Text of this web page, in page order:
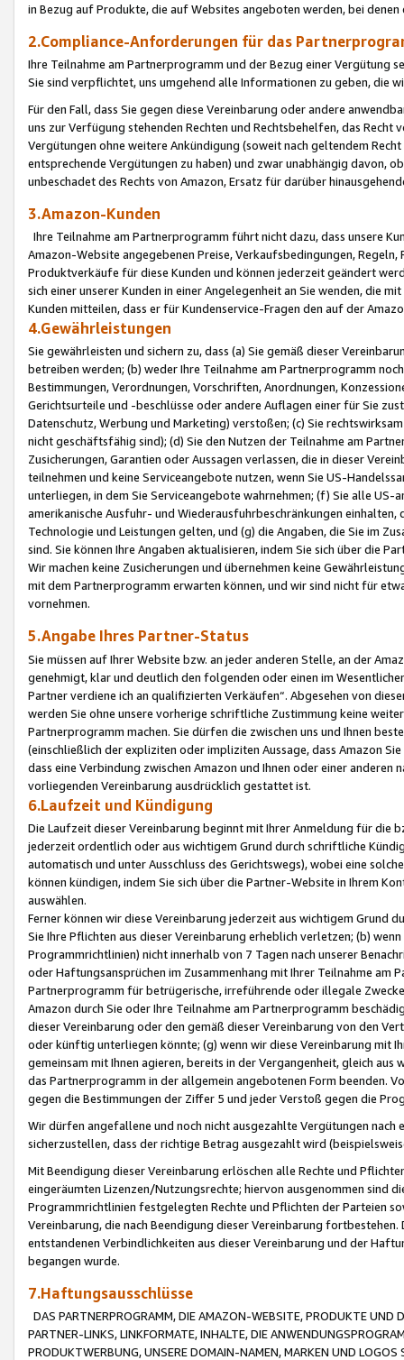
in Bezug auf Produkte, die auf Websites angeboten werden, bei
2.Compliance-Anforderungen für das
Ihre Teilnahme am Partnerprogramm und der Bezug einer Vergütung
Sie sind verpflichtet, uns umgehend alle Informationen zu geben, die
Für den Fall, dass Sie gegen diese Vereinbarung oder andere
uns zur Verfügung stehenden Rechten und Rechtsbehelfen, das
Vergütungen ohne weitere Ankündigung (soweit nach geltendem
entsprechende Vergütungen zu haben) und zwar unabhängig davon,
unbeschadet des Rechts von Amazon, Ersatz für darüber
3.Amazon-Kunden
Ihre Teilnahme am Partnerprogramm führt nicht dazu, dass unsere
Amazon-Website angegebenen Preise, Verkaufsbedingungen,
Produktverkäufe für diese Kunden und können jederzeit geändert
sich einer unserer Kunden in einer Angelegenheit an Sie wenden, die
Kunden mitteilen, dass er für Kundenservice-Fragen den auf der
4.Gewährleistungen
Sie gewährleisten und sichern zu, dass (a) Sie gemäß dieser
betreiben werden; (b) weder Ihre Teilnahme am Partnerprogramm
Bestimmungen, Verordnungen, Vorschriften, Anordnungen,
Gerichtsurteile und -beschlüsse oder andere Auflagen einer für Sie
Datenschutz, Werbung und Marketing) verstoßen; (c) Sie
nicht geschäftsfähig sind); (d) Sie den Nutzen der Teilnahme am
Zusicherungen, Garantien oder Aussagen verlassen, die in dieser
teilnehmen und keine Serviceangebote nutzen, wenn Sie US-
unterliegen, in dem Sie Serviceangebote wahrnehmen; (f) Sie alle
amerikanische Ausfuhr- und Wiederausfuhrbeschränkungen
Technologie und Leistungen gelten, und (g) die Angaben, die Sie im
sind. Sie können Ihre Angaben aktualisieren, indem Sie sich über die
Wir machen keine Zusicherungen und übernehmen keine
mit dem Partnerprogramm erwarten können, und wir sind nicht für
vornehmen.
5.Angabe Ihres Partner-Status
Sie müssen auf Ihrer Website bzw. an jeder anderen Stelle, an der
genehmigt, klar und deutlich den folgenden oder einen im
Partner verdiene ich an qualifizierten Verkäufen“. Abgesehen von
werden Sie ohne unsere vorherige schriftliche Zustimmung keine
Partnerprogramm machen. Sie dürfen die zwischen uns und Ihnen
(einschließlich der expliziten oder impliziten Aussage, dass Amazon
dass eine Verbindung zwischen Amazon und Ihnen oder einer
vorliegenden Vereinbarung ausdrücklich gestattet ist.
6.Laufzeit und Kündigung
Die Laufzeit dieser Vereinbarung beginnt mit Ihrer Anmeldung für die
jederzeit ordentlich oder aus wichtigem Grund durch schriftliche
automatisch und unter Ausschluss des Gerichtswegs), wobei eine
können kündigen, indem Sie sich über die Partner-Website in Ihrem
auswählen.
Ferner können wir diese Vereinbarung jederzeit aus wichtigem Grund
Sie Ihre Pflichten aus dieser Vereinbarung erheblich verletzen; (b)
Programmrichtlinien) nicht innerhalb von 7 Tagen nach unserer
oder Haftungsansprüchen im Zusammenhang mit Ihrer Teilnahme am
Partnerprogramm für betrügerische, irreführende oder illegale
Amazon durch Sie oder Ihre Teilnahme am Partnerprogramm
dieser Vereinbarung oder den gemäß dieser Vereinbarung von den
oder künftig unterliegen könnte; (g) wenn wir diese Vereinbarung mit
gemeinsam mit Ihnen agieren, bereits in der Vergangenheit, gleich
das Partnerprogramm in der allgemein angebotenen Form beenden.
gegen die Bestimmungen der Ziffer 5 und jeder Verstoß gegen die
Wir dürfen angefallene und noch nicht ausgezahlte Vergütungen
sicherzustellen, dass der richtige Betrag ausgezahlt wird
Mit Beendigung dieser Vereinbarung erlöschen alle Rechte und
eingeräumten Lizenzen/Nutzungsrechte; hiervon ausgenommen sind
Programmrichtlinien festgelegten Rechte und Pflichten der Parteien
Vereinbarung, die nach Beendigung dieser Vereinbarung
entstandenen Verbindlichkeiten aus dieser Vereinbarung und der
begangen wurde.
7.Haftungsausschlüsse
DAS PARTNERPROGRAMM, DIE AMAZON-WEBSITE, PRODUKTE UND
PARTNER-LINKS, LINKFORMATE, INHALTE, DIE
PRODUKTWERBUNG, UNSERE DOMAIN-NAMEN, MARKEN UND